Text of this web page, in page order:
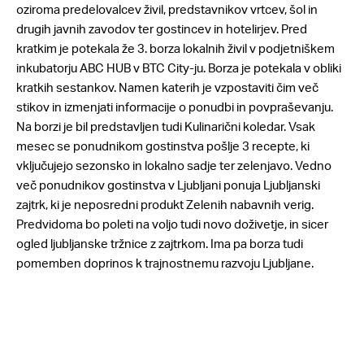
oziroma predelovalcev živil, predstavnikov vrtcev, šol in
drugih javnih zavodov ter gostincev in hotelirjev. Pred
kratkim je potekala že 3. borza lokalnih živil v podjetniškem
inkubatorju ABC HUB v BTC City-ju. Borza je potekala v obliki
kratkih sestankov. Namen katerih je vzpostaviti čim več
stikov in izmenjati informacije o ponudbi in povpraševanju.
Na borzi je bil predstavljen tudi Kulinarični koledar. Vsak
mesec se ponudnikom gostinstva pošlje 3 recepte, ki
vključujejo sezonsko in lokalno sadje ter zelenjavo. Vedno
več ponudnikov gostinstva v Ljubljani ponuja Ljubljanski
zajtrk, ki je neposredni produkt Zelenih nabavnih verig.
Predvidoma bo poleti na voljo tudi novo doživetje, in sicer
ogled ljubljanske tržnice z zajtrkom. Ima pa borza tudi
pomemben doprinos k trajnostnemu razvoju Ljubljane.